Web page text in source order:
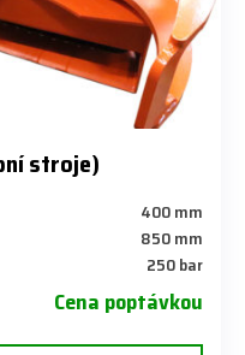
stroje)
400 mm
850 mm
250 bar
Cena poptávkou